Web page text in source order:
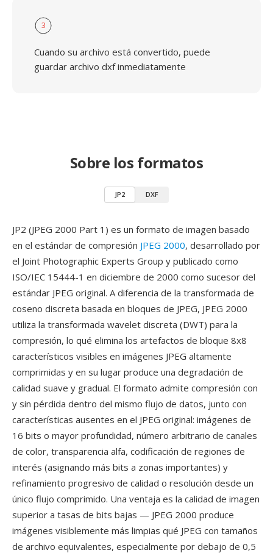
3
Cuando su archivo está convertido, puede
guardar archivo dxf inmediatamente
Sobre los formatos
JP2 DXF
JP2 (JPEG 2000 Part 1) es un formato de imagen basado
en el estándar de compresión JPEG 2000, desarrollado por
el Joint Photographic Experts Group y publicado como
ISO/IEC 15444-1 en diciembre de 2000 como sucesor del
estándar JPEG original. A diferencia de la transformada de
coseno discreta basada en bloques de JPEG, JPEG 2000
utiliza la transformada wavelet discreta (DWT) para la
compresión, lo qué elimina los artefactos de bloque 8x8
característicos visibles en imágenes JPEG altamente
comprimidas y en su lugar produce una degradación de
calidad suave y gradual. El formato admite compresión con
y sin pérdida dentro del mismo flujo de datos, junto con
características ausentes en el JPEG original: imágenes de
16 bits o mayor profundidad, número arbitrario de canales
de color, transparencia alfa, codificación de regiones de
interés (asignando más bits a zonas importantes) y
refinamiento progresivo de calidad o resolución desde un
único flujo comprimido. Una ventaja es la calidad de imagen
superior a tasas de bits bajas — JPEG 2000 produce
imágenes visiblemente más limpias qué JPEG con tamaños
de archivo equivalentes, especialmente por debajo de 0,5